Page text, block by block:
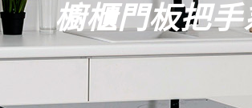
櫥櫃門板把手